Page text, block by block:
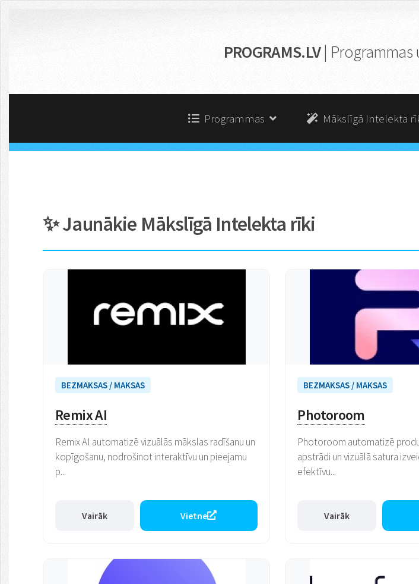
PROGRAMS.LV|
Programmas Mākslīgā Intelekta
✨ Jaunākie Mākslīgā Intelekta rīki
BEZMAKSAS / MAKSAS
Remix AI
Remix AI automatizē vizuālās mākslas radīšanu un
kopīgošanu, nodrošinot interaktīvu un pieejamu
p...
Vairāk Vietne
BEZMAKSAS / MAKSAS
Photoroom
Photoroom automatizē
apstrādi un vizuālā satura
efektīvu...
Vairāk